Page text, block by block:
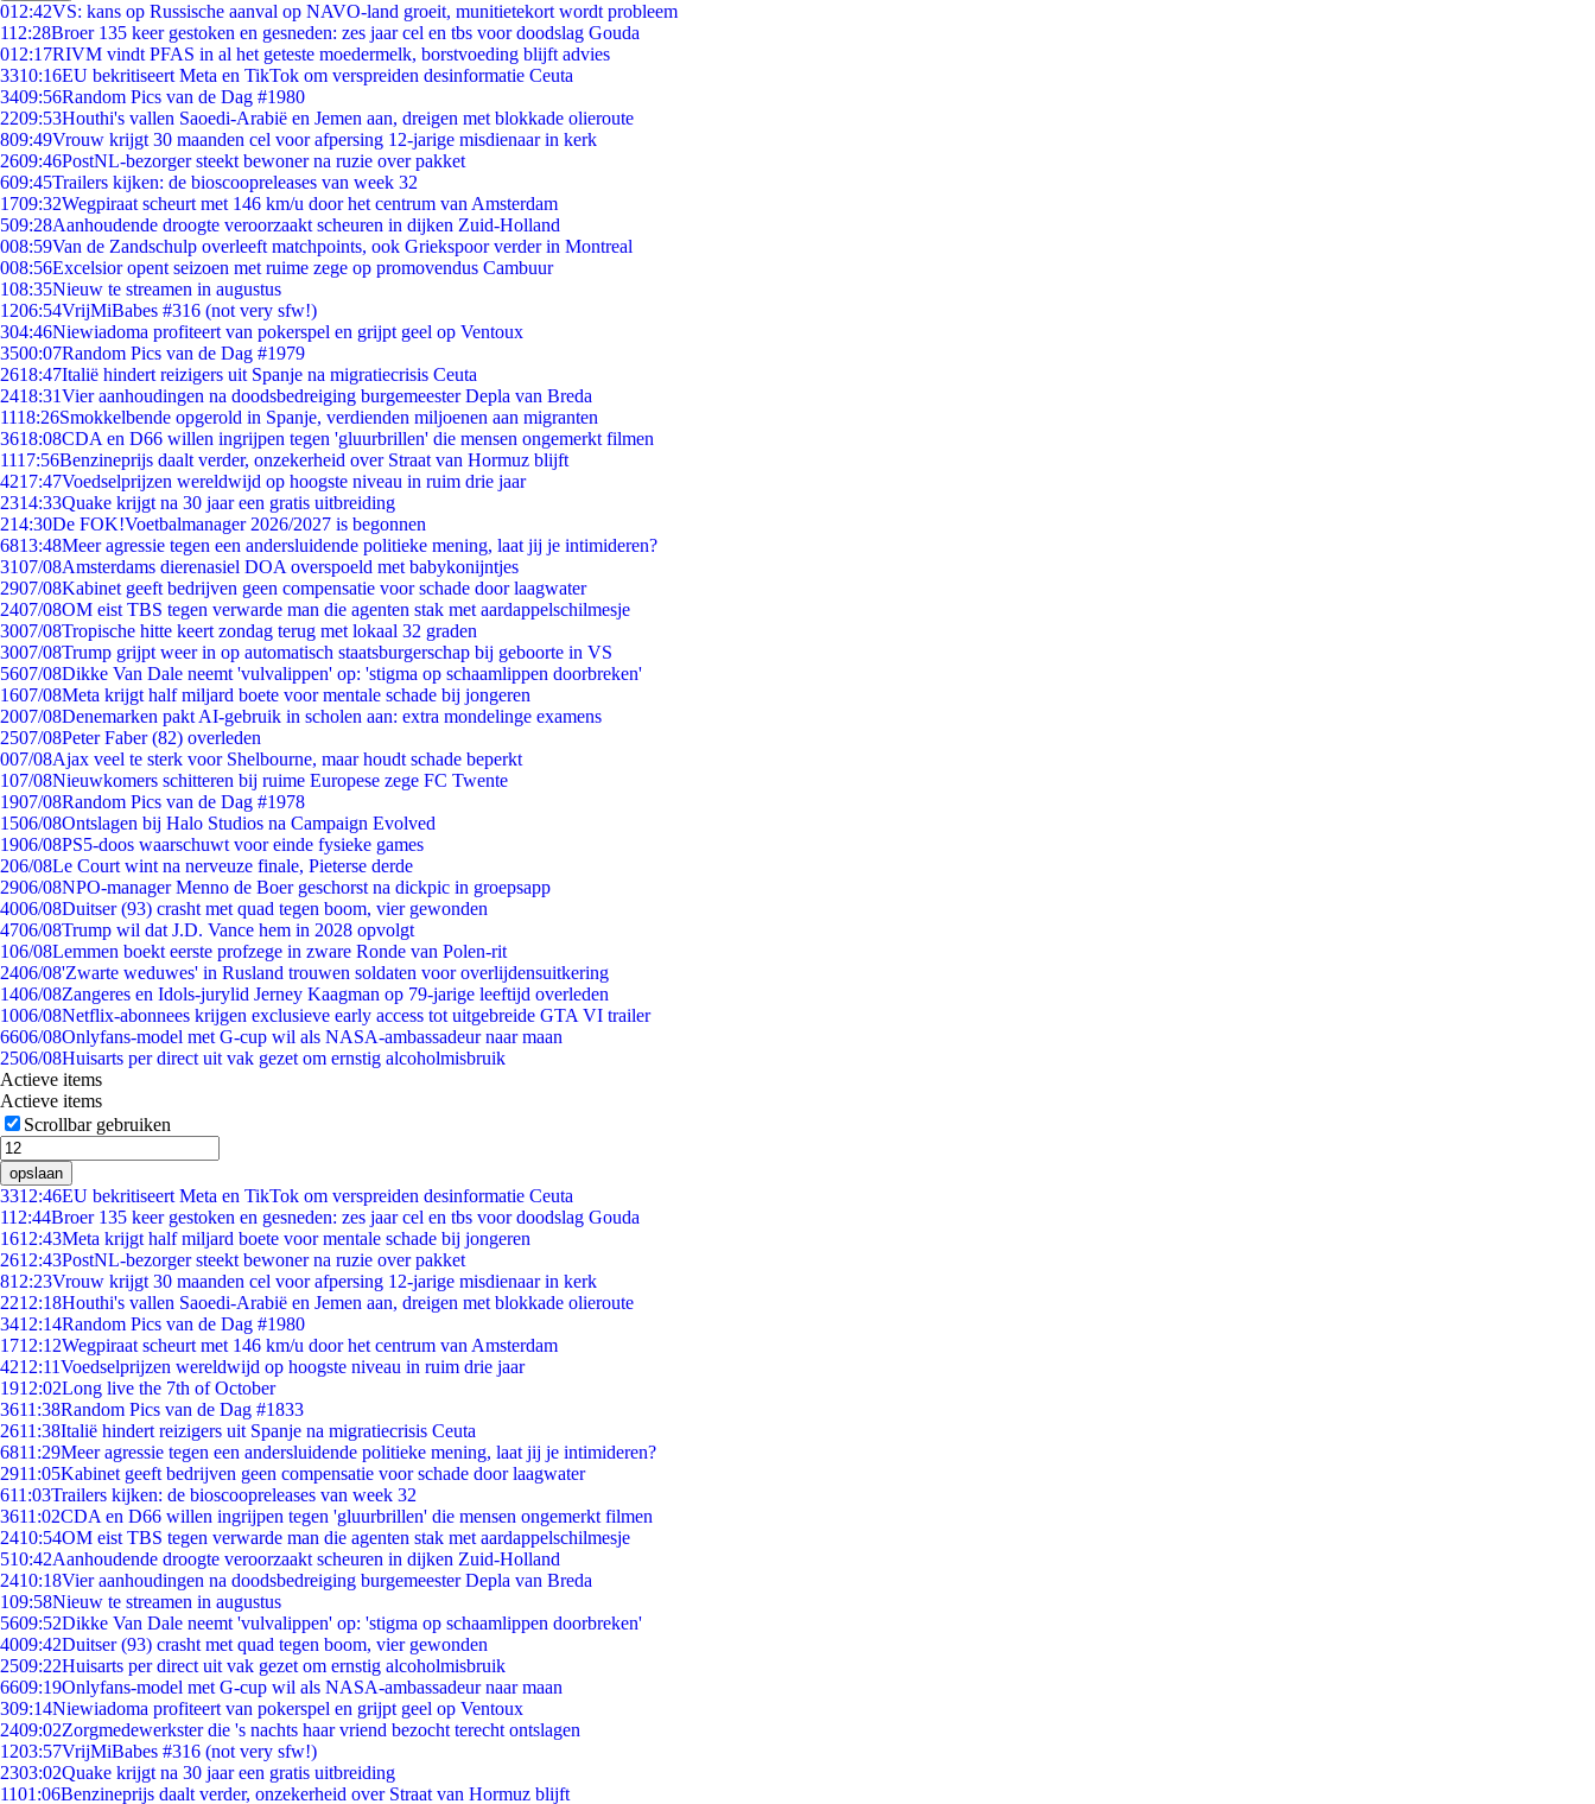
012:42VS: kans op Russische aanval op NAVO-land groeit, munitietekort wordt probleem
112:28Broer 135 keer gestoken en gesneden: zes jaar cel en tbs voor doodslag Gouda
012:17RIVM vindt PFAS in al het geteste moedermelk, borstvoeding blijft advies
3310:16EU bekritiseert Meta en TikTok om verspreiden desinformatie Ceuta
3409:56Random Pics van de Dag #1980
2209:53Houthi's vallen Saoedi-Arabië en Jemen aan, dreigen met blokkade olieroute
809:49Vrouw krijgt 30 maanden cel voor afpersing 12-jarige misdienaar in kerk
2609:46PostNL-bezorger steekt bewoner na ruzie over pakket
609:45Trailers kijken: de bioscoopreleases van week 32
1709:32Wegpiraat scheurt met 146 km/u door het centrum van Amsterdam
509:28Aanhoudende droogte veroorzaakt scheuren in dijken Zuid-Holland
008:59Van de Zandschulp overleeft matchpoints, ook Griekspoor verder in Montreal
008:56Excelsior opent seizoen met ruime zege op promovendus Cambuur
108:35Nieuw te streamen in augustus
1206:54VrijMiBabes #316 (not very sfw!)
304:46Niewiadoma profiteert van pokerspel en grijpt geel op Ventoux
3500:07Random Pics van de Dag #1979
2618:47Italië hindert reizigers uit Spanje na migratiecrisis Ceuta
2418:31Vier aanhoudingen na doodsbedreiging burgemeester Depla van Breda
1118:26Smokkelbende opgerold in Spanje, verdienden miljoenen aan migranten
3618:08CDA en D66 willen ingrijpen tegen 'gluurbrillen' die mensen ongemerkt filmen
1117:56Benzineprijs daalt verder, onzekerheid over Straat van Hormuz blijft
4217:47Voedselprijzen wereldwijd op hoogste niveau in ruim drie jaar
2314:33Quake krijgt na 30 jaar een gratis uitbreiding
214:30De FOK!Voetbalmanager 2026/2027 is begonnen
6813:48Meer agressie tegen een andersluidende politieke mening, laat jij je intimideren?
3107/08Amsterdams dierenasiel DOA overspoeld met babykonijntjes
2907/08Kabinet geeft bedrijven geen compensatie voor schade door laagwater
2407/08OM eist TBS tegen verwarde man die agenten stak met aardappelschilmesje
3007/08Tropische hitte keert zondag terug met lokaal 32 graden
3007/08Trump grijpt weer in op automatisch staatsburgerschap bij geboorte in VS
5607/08Dikke Van Dale neemt 'vulvalippen' op: 'stigma op schaamlippen doorbreken'
1607/08Meta krijgt half miljard boete voor mentale schade bij jongeren
2007/08Denemarken pakt AI-gebruik in scholen aan: extra mondelinge examens
2507/08Peter Faber (82) overleden
007/08Ajax veel te sterk voor Shelbourne, maar houdt schade beperkt
107/08Nieuwkomers schitteren bij ruime Europese zege FC Twente
1907/08Random Pics van de Dag #1978
1506/08Ontslagen bij Halo Studios na Campaign Evolved
1906/08PS5-doos waarschuwt voor einde fysieke games
206/08Le Court wint na nerveuze finale, Pieterse derde
2906/08NPO-manager Menno de Boer geschorst na dickpic in groepsapp
4006/08Duitser (93) crasht met quad tegen boom, vier gewonden
4706/08Trump wil dat J.D. Vance hem in 2028 opvolgt
106/08Lemmen boekt eerste profzege in zware Ronde van Polen-rit
2406/08'Zwarte weduwes' in Rusland trouwen soldaten voor overlijdensuitkering
1406/08Zangeres en Idols-jurylid Jerney Kaagman op 79-jarige leeftijd overleden
1006/08Netflix-abonnees krijgen exclusieve early access tot uitgebreide GTA VI trailer
6606/08Onlyfans-model met G-cup wil als NASA-ambassadeur naar maan
2506/08Huisarts per direct uit vak gezet om ernstig alcoholmisbruik
Actieve items
Actieve items
Scrollbar gebruiken
opslaan
3312:46EU bekritiseert Meta en TikTok om verspreiden desinformatie Ceuta
112:44Broer 135 keer gestoken en gesneden: zes jaar cel en tbs voor doodslag Gouda
1612:43Meta krijgt half miljard boete voor mentale schade bij jongeren
2612:43PostNL-bezorger steekt bewoner na ruzie over pakket
812:23Vrouw krijgt 30 maanden cel voor afpersing 12-jarige misdienaar in kerk
2212:18Houthi's vallen Saoedi-Arabië en Jemen aan, dreigen met blokkade olieroute
3412:14Random Pics van de Dag #1980
1712:12Wegpiraat scheurt met 146 km/u door het centrum van Amsterdam
4212:11Voedselprijzen wereldwijd op hoogste niveau in ruim drie jaar
1912:02Long live the 7th of October
3611:38Random Pics van de Dag #1833
2611:38Italië hindert reizigers uit Spanje na migratiecrisis Ceuta
6811:29Meer agressie tegen een andersluidende politieke mening, laat jij je intimideren?
2911:05Kabinet geeft bedrijven geen compensatie voor schade door laagwater
611:03Trailers kijken: de bioscoopreleases van week 32
3611:02CDA en D66 willen ingrijpen tegen 'gluurbrillen' die mensen ongemerkt filmen
2410:54OM eist TBS tegen verwarde man die agenten stak met aardappelschilmesje
510:42Aanhoudende droogte veroorzaakt scheuren in dijken Zuid-Holland
2410:18Vier aanhoudingen na doodsbedreiging burgemeester Depla van Breda
109:58Nieuw te streamen in augustus
5609:52Dikke Van Dale neemt 'vulvalippen' op: 'stigma op schaamlippen doorbreken'
4009:42Duitser (93) crasht met quad tegen boom, vier gewonden
2509:22Huisarts per direct uit vak gezet om ernstig alcoholmisbruik
6609:19Onlyfans-model met G-cup wil als NASA-ambassadeur naar maan
309:14Niewiadoma profiteert van pokerspel en grijpt geel op Ventoux
2409:02Zorgmedewerkster die 's nachts haar vriend bezocht terecht ontslagen
1203:57VrijMiBabes #316 (not very sfw!)
2303:02Quake krijgt na 30 jaar een gratis uitbreiding
1101:06Benzineprijs daalt verder, onzekerheid over Straat van Hormuz blijft